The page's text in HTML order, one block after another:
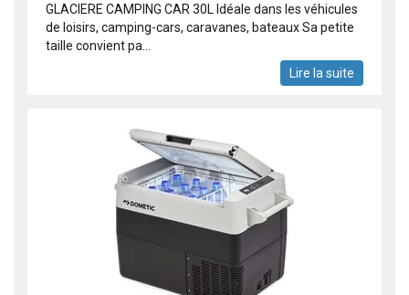
GLACIERE CAMPING CAR 30L Idéale dans les véhicules
de loisirs, camping-cars, caravanes, bateaux Sa petite
taille convient pa...
Lire la suite